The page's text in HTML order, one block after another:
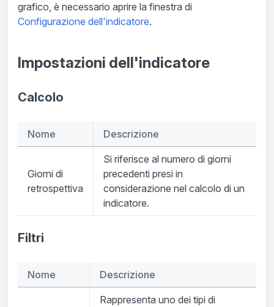
grafico, è necessario aprire la finestra di
Configurazione dell'indicatore.
Impostazioni dell'indicatore
Calcolo
Nome Descrizione
Giorni di
retrospettiva
Si riferisce al numero di giorni
precedenti presi in
considerazione nel calcolo di un
indicatore.
Filtri
Nome Descrizione
Rappresenta uno dei tipi di